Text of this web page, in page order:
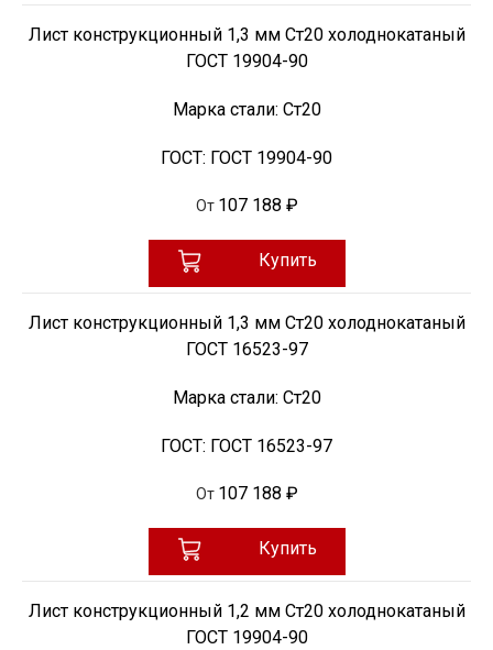
Лист конструкционный 1,3 мм Ст20 холоднокатаный
ГОСТ 19904-90
Марка стали: Ст20
ГОСТ: ГОСТ 19904-90
От 107 188 ₽
Купить
Лист конструкционный 1,3 мм Ст20 холоднокатаный
ГОСТ 16523-97
Марка стали: Ст20
ГОСТ: ГОСТ 16523-97
От 107 188 ₽
Купить
Лист конструкционный 1,2 мм Ст20 холоднокатаный
ГОСТ 19904-90